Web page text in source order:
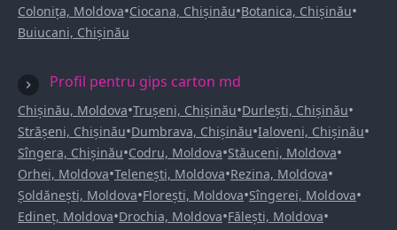
Colonița, Moldova•Ciocana, Chișinău•Botanica, Chișinău•
Buiucani, Chișinău
Profil pentru gips carton md
Chișinău, Moldova•Trușeni, Chișinău•Durlești, Chișinău•
Strășeni, Chișinău•Dumbrava, Chișinău•Ialoveni, Chișinău•
Sîngera, Chișinău•Codru, Moldova•Stăuceni, Moldova•
Orhei, Moldova•Telenești, Moldova•Rezina, Moldova•
Șoldănești, Moldova•Florești, Moldova•Sîngerei, Moldova•
Edineț, Moldova•Drochia, Moldova•Fălești, Moldova•